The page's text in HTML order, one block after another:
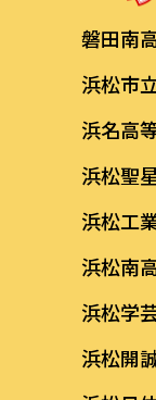
磐田南
浜松市
浜名高
浜松聖
浜松工
浜松南
浜松学
浜松開